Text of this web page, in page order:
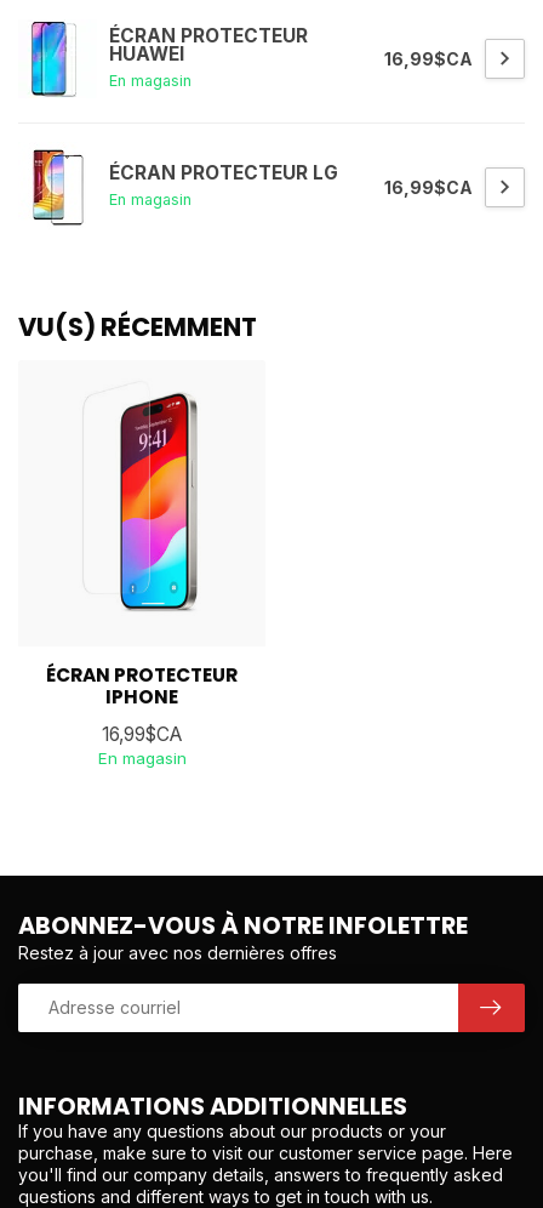
ÉCRAN PROTECTEUR
HUAWEI
En magasin
16,99$CA
ÉCRAN PROTECTEUR LG
En magasin
16,99$CA
VU(S) RÉCEMMENT
ÉCRAN PROTECTEUR
IPHONE
16,99$CA
En magasin
INFORMATIONS ADDITIONNELLES
If you have any questions about our products or your
purchase, make sure to visit our customer service page. Here
you'll find our company details, answers to frequently asked
questions and different ways to get in touch with us.
ABONNEZ-VOUS À NOTRE INFOLETTRE
Restez à jour avec nos dernières offres